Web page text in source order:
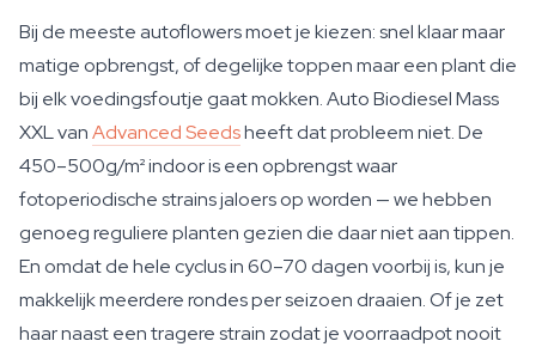
Bij de meeste autoflowers moet je kiezen: snel klaar maar
matige opbrengst, of degelijke toppen maar een plant die
bij elk voedingsfoutje gaat mokken. Auto Biodiesel Mass
XXL vanAdvanced Seedsheeft dat probleem niet. De
450–500g/m² indoor is een opbrengst waar
fotoperiodische strains jaloers op worden — we hebben
genoeg reguliere planten gezien die daar niet aan tippen.
En omdat de hele cyclus in 60–70 dagen voorbij is, kun je
makkelijk meerdere rondes per seizoen draaien. Of je zet
haar naast een tragere strain zodat je voorraadpot nooit